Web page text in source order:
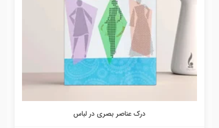
درک عناصر بصری در لباس